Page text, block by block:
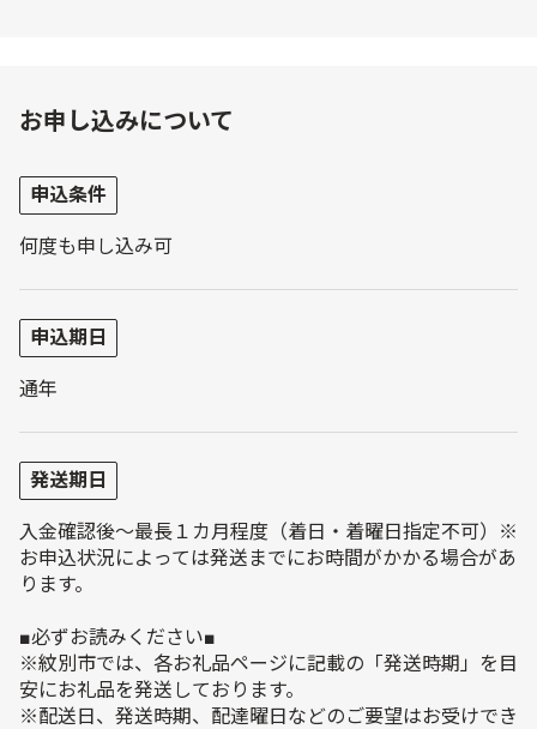
お申し込みについて
申込条件
何度も申し込み可
申込期日
通年
発送期日
入金確認後～最長１カ月程度（着日・着曜日指定不可）※
お申込状況によっては発送までにお時間がかかる場合があ
ります。
■必ずお読みください■
※紋別市では、各お礼品ページに記載の「発送時期」を目
安にお礼品を発送しております。
※配送日、発送時期、配達曜日などのご要望はお受けでき